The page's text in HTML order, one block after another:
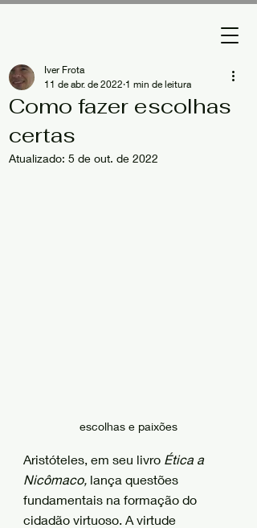
Como fazer escolhas
certas
Iver Frota
11 de abr. de 2022 1 min de leitura
Atualizado: 5 de out. de 2022
escolhas e paixões
Aristóteles, em seu livro Ética a
Nicômaco, lança questões
fundamentais na formação do
cidadão virtuoso. A virtude